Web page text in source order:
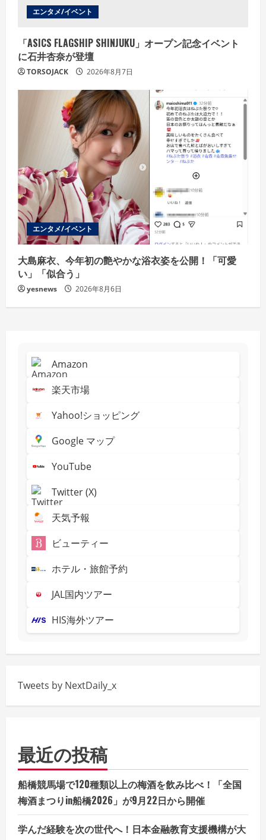
エンタメ/イベント
「ASICS FLAGSHIP SHINJUKU」オープン記念イベント
に石井杏奈が登壇
TORSOJACK 2026年8月7日
エンタメ/イベント
大島麻衣、今年初の艶やかな浴衣姿を公開！「可愛
い」「似合う」
yesnews 2026年8月6日
Amazon
楽天市場
Yahoo!ショッピング
Google マップ
YouTube
Twitter (X)
天気予報
ビューティー
ホテル・旅館予約
JAL国内ツアー
HIS海外ツアー
Tweets by NextDaily_x
最近の投稿
船橋競馬場で120種類以上の梅酒を飲み比べ！「全国
梅酒まつりin船橋2026」が9月22日から開催
学んだ経験を次の世代へ！日本金融教育支援機構が大